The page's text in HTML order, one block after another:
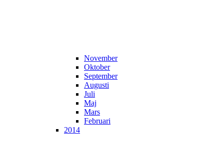
November
Oktober
September
Augusti
Juli
Maj
Mars
Februari
2014